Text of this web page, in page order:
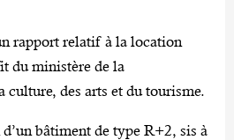
rapport relatif à la location
du ministère de la
des arts et du tourisme.
bâtiment de type R+2, sis à